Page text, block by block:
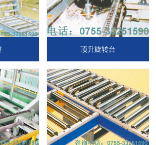
顶升旋转台